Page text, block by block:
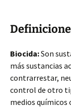
Biocida:Son
más sustancias
contrarrestar,
control de otro
medios químicos